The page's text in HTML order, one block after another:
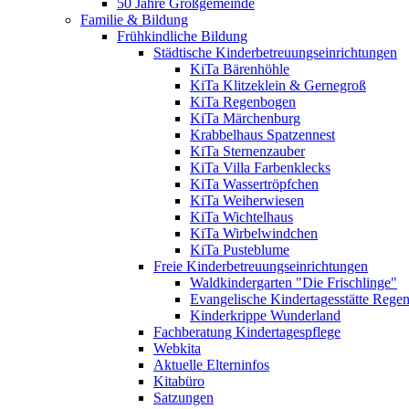
50 Jahre Großgemeinde
Familie & Bildung
Frühkindliche Bildung
Städtische Kinderbetreuungseinrichtungen
KiTa Bärenhöhle
KiTa Klitzeklein & Gernegroß
KiTa Regenbogen
KiTa Märchenburg
Krabbelhaus Spatzennest
KiTa Sternenzauber
KiTa Villa Farbenklecks
KiTa Wassertröpfchen
KiTa Weiherwiesen
KiTa Wichtelhaus
KiTa Wirbelwindchen
KiTa Pusteblume
Freie Kinderbetreuungseinrichtungen
Waldkindergarten "Die Frischlinge"
Evangelische Kindertagesstätte
Kinderkrippe Wunderland
Fachberatung Kindertagespflege
Webkita
Aktuelle Elterninfos
Kitabüro
Satzungen